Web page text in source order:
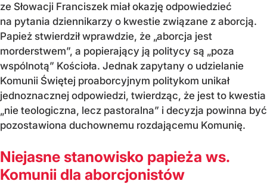
ze Słowacji Franciszek miał okazję odpowiedzieć
na pytania dziennikarzy o kwestie związane z aborcją.
Papież stwierdził wprawdzie, że „aborcja jest
morderstwem”, a popierający ją politycy są „poza
wspólnotą” Kościoła. Jednak zapytany o udzielanie
Komunii Świętej proaborcyjnym politykom unikał
jednoznacznej odpowiedzi, twierdząc, że jest to kwestia
„nie teologiczna, lecz pastoralna” i decyzja powinna być
pozostawiona duchownemu rozdającemu Komunię.
Niejasne stanowisko papieża ws.
Komunii dla aborcjonistów